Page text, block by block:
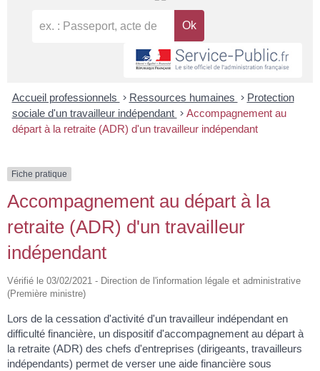
Accueil professionnels > Ressources humaines > Protection
sociale d'un travailleur indépendant > Accompagnement au
départ à la retraite (ADR) d'un travailleur indépendant
Fiche pratique
Accompagnement au départ à la
retraite (ADR) d'un travailleur
indépendant
Vérifié le 03/02/2021 - Direction de l'information légale et administrative
(Première ministre)
Lors de la cessation d'activité d'un travailleur indépendant en
difficulté financière, un dispositif d'accompagnement au départ à
la retraite (ADR) des chefs d'entreprises (dirigeants, travailleurs
indépendants) permet de verser une aide financière sous